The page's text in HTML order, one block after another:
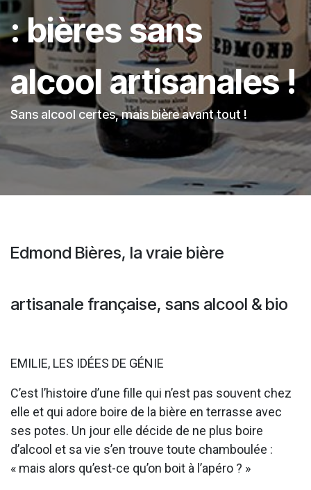
: bières sans
alcool artisanales !
Sans alcool certes, mais bière avant tout !
Edmond Bières, la vraie bière
artisanale française, sans alcool & bio
EMILIE, LES IDÉES DE GÉNIE
C’est l’histoire d’une fille qui n’est pas souvent chez
elle et qui adore boire de la bière en terrasse avec
ses potes. Un jour elle décide de ne plus boire
d’alcool et sa vie s’en trouve toute chamboulée :
« mais alors qu’est-ce qu’on boit à l’apéro ? »